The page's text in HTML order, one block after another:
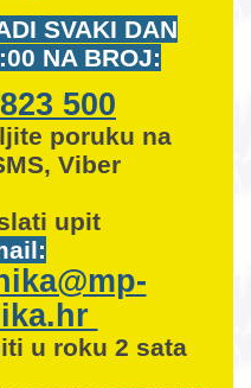
SVAKI DAN
NA BROJ:
500
poruku na
Viber
upit
u roku 2 sata